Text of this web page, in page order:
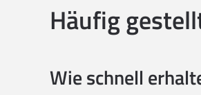
Häufig
Wie schnell